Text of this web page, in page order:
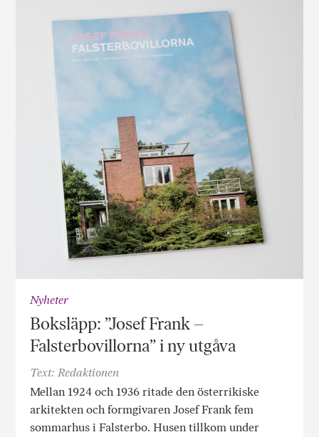
Nyheter
Boksläpp: ”Josef Frank –
Falsterbovillorna” i ny utgåva
Text: Redaktionen
Mellan 1924 och 1936 ritade den österrikiske
arkitekten och formgivaren Josef Frank fem
sommarhus i Falsterbo. Husen tillkom under